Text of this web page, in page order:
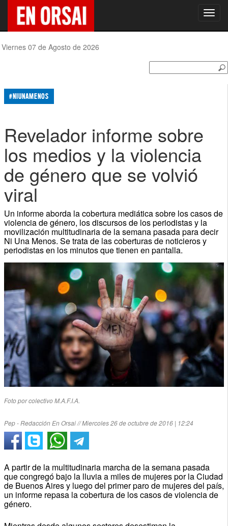
Viernes 07 de Agosto de 2026
#NIUNAMENOS
Revelador informe sobre
los medios y la violencia
de género que se volvió
viral
Un informe aborda la cobertura mediática sobre los casos de
violencia de género, los discursos de los periodistas y la
movilización multitudinaria de la semana pasada para decir
Ni Una Menos. Se trata de las coberturas de noticieros y
periodistas en los minutos que tienen en pantalla.
Foto por colectivo M.A.F.I.A.
Pep - Redacción En Orsai // Miercoles 26 de octubre de 2016 | 12:24
A partir de la multitudinaria marcha de la semana pasada
que congregó bajo la lluvia a miles de mujeres por la Ciudad
de Buenos Aires y luego del primer paro de mujeres del país,
un informe repasa la cobertura de los casos de violencia de
género.